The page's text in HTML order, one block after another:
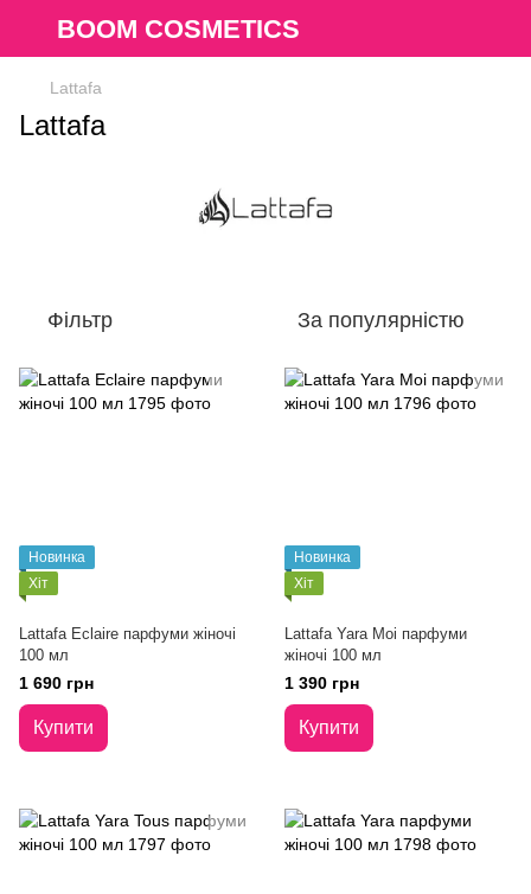
BOOM COSMETICS
Lattafa
Lattafa
Фільтр За популярністю
Новинка
Хіт
Lattafa Eclaire парфуми жіночі
100 мл
1 690 грн
Купити
Новинка
Хіт
Lattafa Yara Moi парфуми
жіночі 100 мл
1 390 грн
Купити